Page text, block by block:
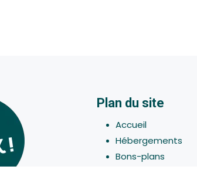
Plan du site
Accueil
Hébergements
Bons-plans